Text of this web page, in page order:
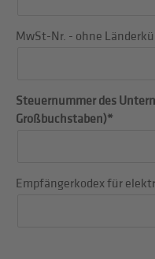
MwSt-Nr. - ohne
Steuernummer des
Großbuchstaben)*
Empfängerkodex für